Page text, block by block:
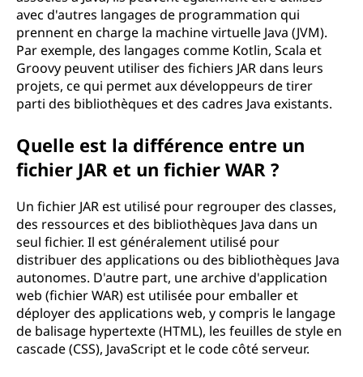
avec d'autres langages de programmation qui
prennent en charge la machine virtuelle Java (JVM).
Par exemple, des langages comme Kotlin, Scala et
Groovy peuvent utiliser des fichiers JAR dans leurs
projets, ce qui permet aux développeurs de tirer
parti des bibliothèques et des cadres Java existants.
Quelle est la différence entre un
fichier JAR et un fichier WAR ?
Un fichier JAR est utilisé pour regrouper des classes,
des ressources et des bibliothèques Java dans un
seul fichier. Il est généralement utilisé pour
distribuer des applications ou des bibliothèques Java
autonomes. D'autre part, une archive d'application
web (fichier WAR) est utilisée pour emballer et
déployer des applications web, y compris le langage
de balisage hypertexte (HTML), les feuilles de style en
cascade (CSS), JavaScript et le code côté serveur.